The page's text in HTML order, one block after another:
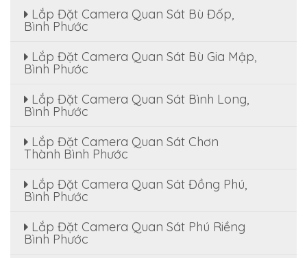
Lắp Đặt Camera Quan Sát Bù Đốp,
Bình Phước
Lắp Đặt Camera Quan Sát Bù Gia Mập,
Bình Phước
Lắp Đặt Camera Quan Sát Bình Long,
Bình Phước
Lắp Đặt Camera Quan Sát Chơn
Thành Bình Phước
Lắp Đặt Camera Quan Sát Đồng Phú,
Bình Phước
Lắp Đặt Camera Quan Sát Phú Riềng
Bình Phước